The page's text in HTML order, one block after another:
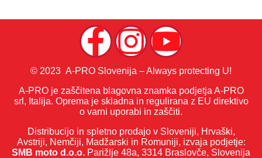
© 2023 A-PRO Slovenija – Always protecting U!
A-PRO je zaščitena blagovna znamka podjetja A-PRO
srl, Italija. Oprema je skladna in regulirana z EU direktivo
o varni uporabi in zaščiti.
Distribucijo in spletno prodajo v Sloveniji, Hrvaški,
Avstriji, Nemčiji, Madžarski in Romuniji, izvaja podjetje:
SMB moto d.o.o. Parižlje 48a, 3314 Braslovče, Slovenija